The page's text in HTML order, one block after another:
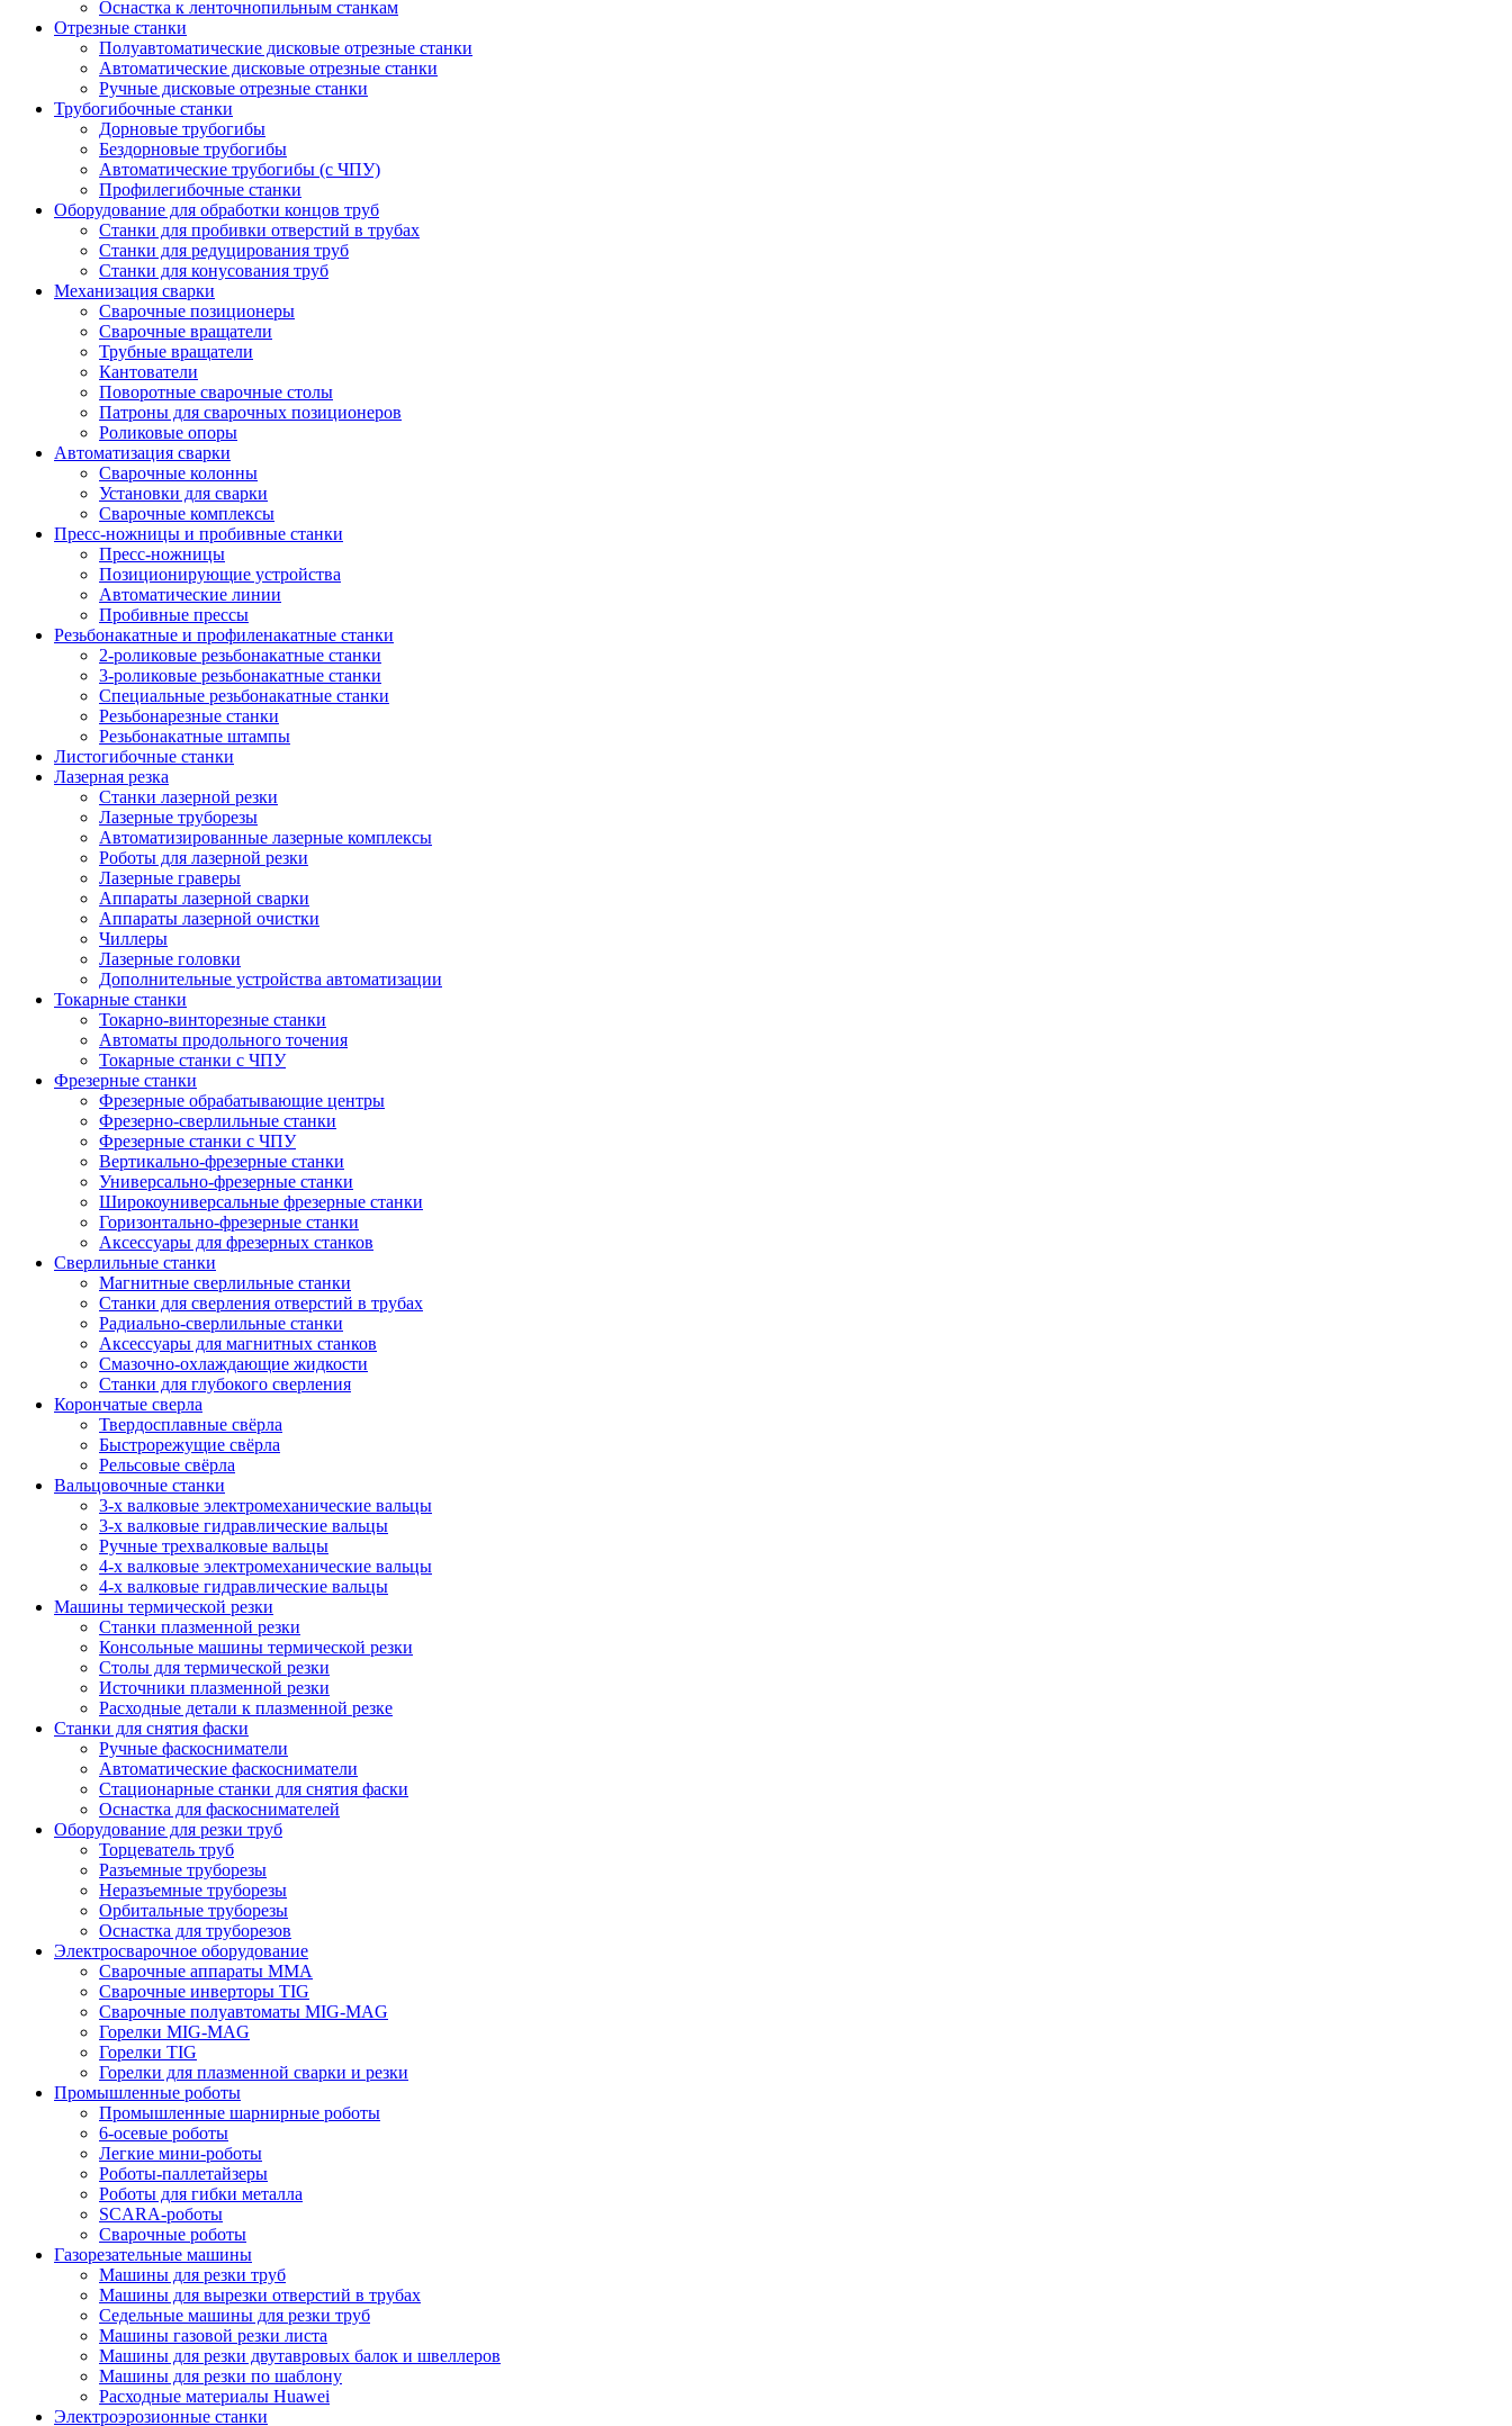
Оснастка к ленточнопильным станкам
Отрезные станки
Полуавтоматические дисковые отрезные станки
Автоматические дисковые отрезные станки
Ручные дисковые отрезные станки
Трубогибочные станки
Дорновые трубогибы
Бездорновые трубогибы
Автоматические трубогибы (с ЧПУ)
Профилегибочные станки
Оборудование для обработки концов труб
Станки для пробивки отверстий в трубах
Станки для редуцирования труб
Станки для конусования труб
Механизация сварки
Сварочные позиционеры
Сварочные вращатели
Трубные вращатели
Кантователи
Поворотные сварочные столы
Патроны для сварочных позиционеров
Роликовые опоры
Автоматизация сварки
Сварочные колонны
Установки для сварки
Сварочные комплексы
Пресс-ножницы и пробивные станки
Пресс-ножницы
Позиционирующие устройства
Автоматические линии
Пробивные прессы
Резьбонакатные и профиленакатные станки
2-роликовые резьбонакатные станки
3-роликовые резьбонакатные станки
Специальные резьбонакатные станки
Резьбонарезные станки
Резьбонакатные штампы
Листогибочные станки
Лазерная резка
Станки лазерной резки
Лазерные труборезы
Автоматизированные лазерные комплексы
Роботы для лазерной резки
Лазерные граверы
Аппараты лазерной сварки
Аппараты лазерной очистки
Чиллеры
Лазерные головки
Дополнительные устройства автоматизации
Токарные станки
Токарно-винторезные станки
Автоматы продольного точения
Токарные станки с ЧПУ
Фрезерные станки
Фрезерные обрабатывающие центры
Фрезерно-сверлильные станки
Фрезерные станки с ЧПУ
Вертикально-фрезерные станки
Универсально-фрезерные станки
Широкоуниверсальные фрезерные станки
Горизонтально-фрезерные станки
Аксессуары для фрезерных станков
Сверлильные станки
Магнитные сверлильные станки
Станки для сверления отверстий в трубах
Радиально-сверлильные станки
Аксессуары для магнитных станков
Смазочно-охлаждающие жидкости
Станки для глубокого сверления
Корончатые сверла
Твердосплавные свёрла
Быстрорежущие свёрла
Рельсовые свёрла
Вальцовочные станки
3-х валковые электромеханические вальцы
3-х валковые гидравлические вальцы
Ручные трехвалковые вальцы
4-х валковые электромеханические вальцы
4-х валковые гидравлические вальцы
Машины термической резки
Станки плазменной резки
Консольные машины термической резки
Столы для термической резки
Источники плазменной резки
Расходные детали к плазменной резке
Станки для снятия фаски
Ручные фаскосниматели
Автоматические фаскосниматели
Стационарные станки для снятия фаски
Оснастка для фаскоснимателей
Оборудование для резки труб
Торцеватель труб
Разъемные труборезы
Неразъемные труборезы
Орбитальные труборезы
Оснастка для труборезов
Электросварочное оборудование
Сварочные аппараты MMA
Сварочные инверторы TIG
Сварочные полуавтоматы MIG-MAG
Горелки MIG-MAG
Горелки TIG
Горелки для плазменной сварки и резки
Промышленные роботы
Промышленные шарнирные роботы
6-осевые роботы
Легкие мини-роботы
Роботы-паллетайзеры
Роботы для гибки металла
SCARA-роботы
Сварочные роботы
Газорезательные машины
Машины для резки труб
Машины для вырезки отверстий в трубах
Седельные машины для резки труб
Машины газовой резки листа
Машины для резки двутавровых балок и швеллеров
Машины для резки по шаблону
Расходные материалы Huawei
Электроэрозионные станки